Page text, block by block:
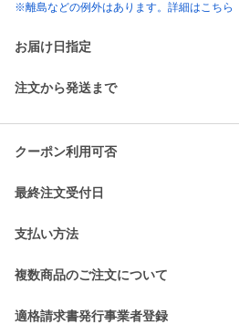
※離島などの例外はあります。詳細はこちら
お届け日指定
注文から発送まで
クーポン利用可否
最終注文受付日
支払い方法
複数商品のご注文について
適格請求書発行事業者登録